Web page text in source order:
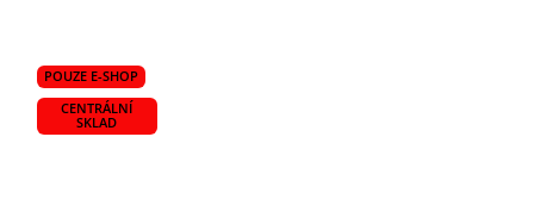
POUZE E-SHOP
CENTRÁLNÍ
SKLAD